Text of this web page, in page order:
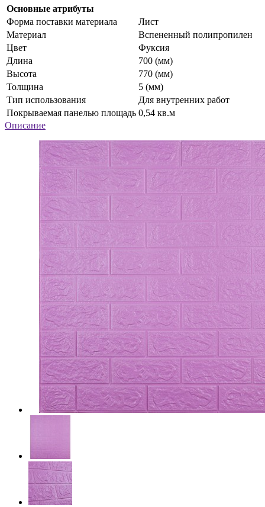
Основные атрибуты
Форма поставки материала
Лист
Материал
Вспененный полипропилен
Цвет
Фуксия
Длина
700 (мм)
Высота
770 (мм)
Толщина
5 (мм)
Тип использования
Для внутренних работ
Покрываемая панелью площадь 0,54 кв.м
Описание